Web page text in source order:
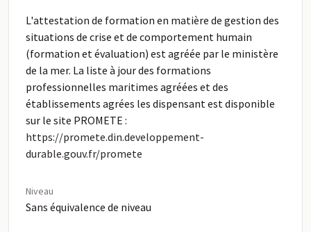
L'attestation de formation en matière de gestion des
situations de crise et de comportement humain
(formation et évaluation) est agréée par le ministère
de la mer. La liste à jour des formations
professionnelles maritimes agréées et des
établissements agrées les dispensant est disponible
sur le site PROMETE :
https://promete.din.developpement-
durable.gouv.fr/promete
Niveau
Sans équivalence de niveau